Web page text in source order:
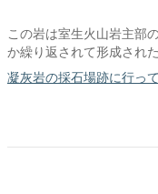
この岩は室生火山岩主部
か繰り返されて形成され
凝灰岩の採石場跡に行っ